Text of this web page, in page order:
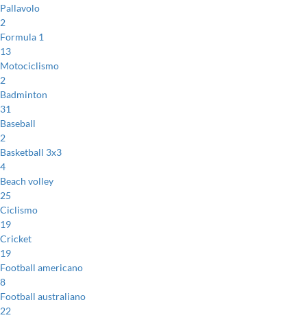
Pallavolo
2
Formula 1
13
Motociclismo
2
Badminton
31
Baseball
2
Basketball 3x3
4
Beach volley
25
Ciclismo
19
Cricket
19
Football americano
8
Football australiano
22